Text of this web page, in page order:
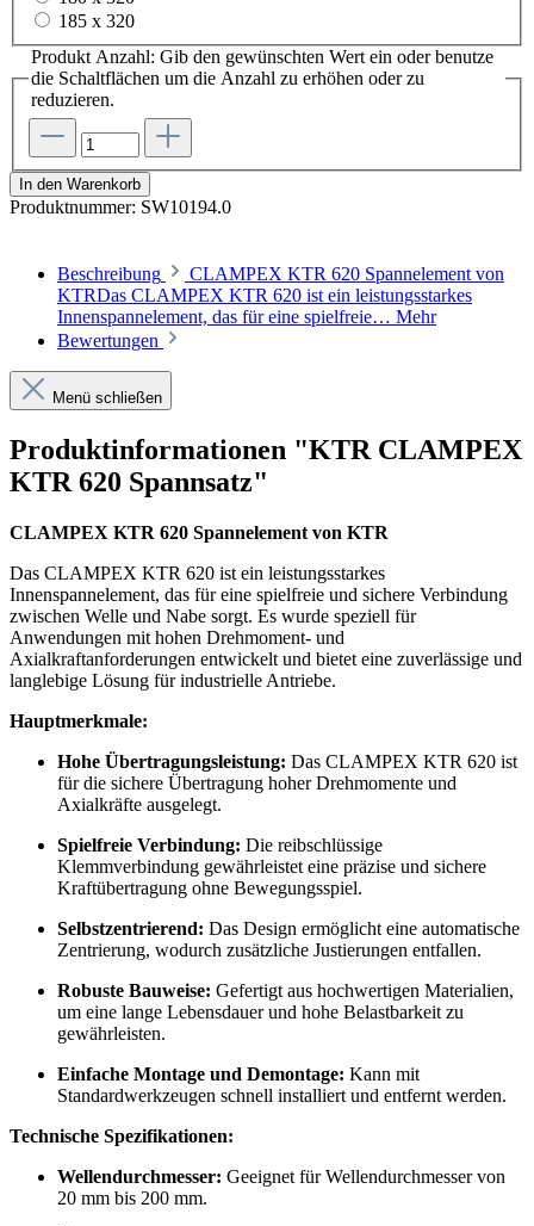
185 x 320
Produkt Anzahl: Gib den gewünschten Wert ein oder benutze
die Schaltflächen um die Anzahl zu erhöhen oder zu
reduzieren.
In den Warenkorb
Produktnummer: SW10194.0
Beschreibung
CLAMPEX KTR 620 Spannelement von
KTRDas CLAMPEX KTR 620 ist ein leistungsstarkes
Innenspannelement, das für eine spielfreie… Mehr
Bewertungen
Menü schließen
Produktinformationen "KTR CLAMPEX
KTR 620 Spannsatz"
CLAMPEX KTR 620 Spannelement von KTR
Das CLAMPEX KTR 620 ist ein leistungsstarkes
Innenspannelement, das für eine spielfreie und sichere Verbindung
zwischen Welle und Nabe sorgt. Es wurde speziell für
Anwendungen mit hohen Drehmoment- und
Axialkraftanforderungen entwickelt und bietet eine zuverlässige und
langlebige Lösung für industrielle Antriebe.
Hauptmerkmale:
Hohe Übertragungsleistung: Das CLAMPEX KTR 620 ist
für die sichere Übertragung hoher Drehmomente und
Axialkräfte ausgelegt.
Spielfreie Verbindung: Die reibschlüssige
Klemmverbindung gewährleistet eine präzise und sichere
Kraftübertragung ohne Bewegungsspiel.
Selbstzentrierend: Das Design ermöglicht eine automatische
Zentrierung, wodurch zusätzliche Justierungen entfallen.
Robuste Bauweise: Gefertigt aus hochwertigen Materialien,
um eine lange Lebensdauer und hohe Belastbarkeit zu
gewährleisten.
Einfache Montage und Demontage: Kann mit
Standardwerkzeugen schnell installiert und entfernt werden.
Technische Spezifikationen:
Wellendurchmesser: Geeignet für Wellendurchmesser von
20 mm bis 200 mm.